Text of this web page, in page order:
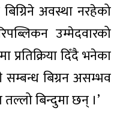
अवस्था नरहेको
उम्मेदवारको
प्रतिक्रिया दिँदै भनेका
बिग्रन असम्भव
बिन्दुमा छन् ।’